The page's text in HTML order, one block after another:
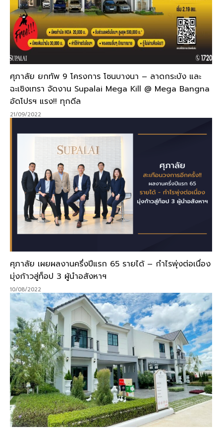
ศุภาลัย ยกทัพ 9 โครงการ โซนบางนา – ลาดกระบัง และ
ฉะเชิงเทรา จัดงาน Supalai Mega Kill @ Mega Bangna
อัดโปรฯ แรง!! ทุกดีล
21/09/2022
ศุภาลัย เผยผลงานครึ่งปีแรก 65 รายได้ – กำไรพุ่งต่อเนื่อง
มุ่งก้าวสู่ท็อป 3 ผู้นำอสังหาฯ
10/08/2022